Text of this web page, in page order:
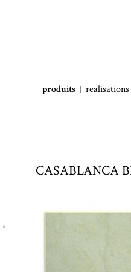
produits realisations
CASABLANCA